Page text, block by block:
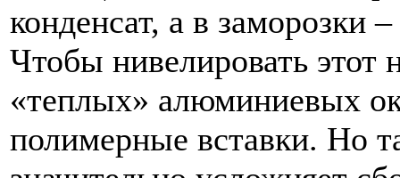
конденсат, а в заморозки
Чтобы нивелировать этот
«теплых» алюминиевых
полимерные вставки. Но